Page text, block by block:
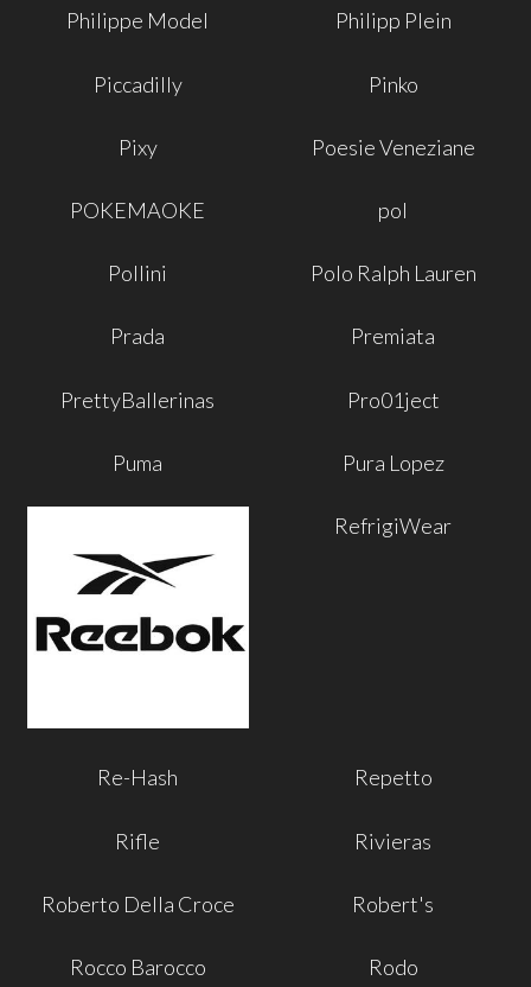
Philippe Model Philipp Plein
Piccadilly Pinko
Pixy Poesie Veneziane
POKEMAOKE pol
Pollini Polo Ralph Lauren
Prada Premiata
PrettyBallerinas Pro01ject
Puma Pura Lopez
RefrigiWear
Re-Hash Repetto
Rifle Rivieras
Roberto Della Croce Robert's
Rocco Barocco Rodo